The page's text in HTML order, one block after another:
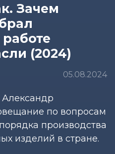
Зачем
(2024)
05.08.2024
по вопросам
производства
изделий в стране.